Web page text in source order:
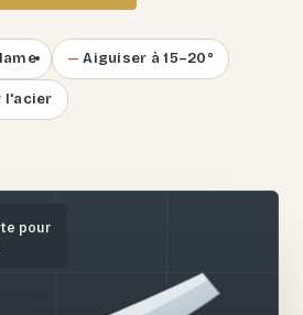
Aiguiser à 15–20°
l'acier
pour